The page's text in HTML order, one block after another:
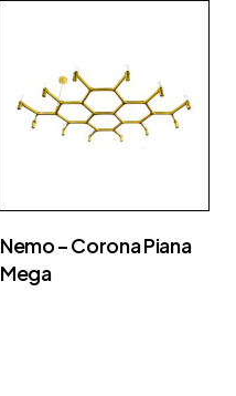
Nemo – Corona Piana
Mega